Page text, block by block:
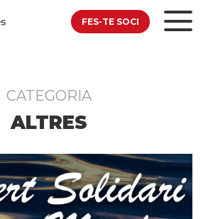
FES-TE SOCI
CATEGORIA
ALTRES